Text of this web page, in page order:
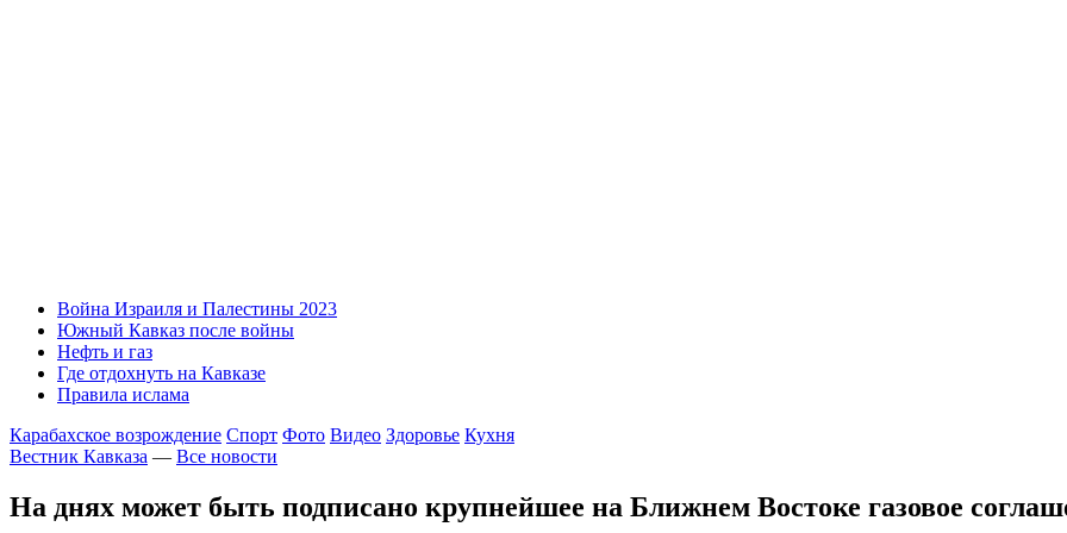
Война Израиля и Палестины 2023
Южный Кавказ после войны
Нефть и газ
Где отдохнуть на Кавказе
Правила ислама
Карабахское возрождение Спорт Фото Видео Здоровье Кухня
Вестник Кавказа — Все новости
На днях может быть подписано крупнейшее на Ближнем Востоке газовое